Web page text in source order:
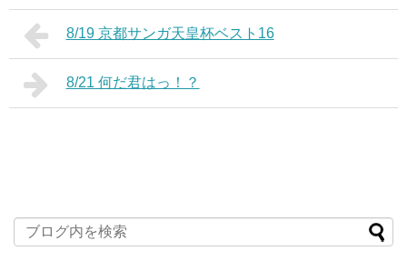
8/19 京都サンガ天皇杯ベスト16
8/21 何だ君はっ！？